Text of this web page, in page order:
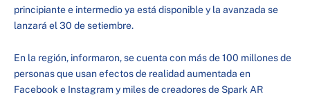
principiante e intermedio ya está disponible y la avanzada se
lanzará el 30 de setiembre.
En la región, informaron, se cuenta con más de 100 millones de
personas que usan efectos de realidad aumentada en
Facebook e Instagram y miles de creadores de Spark AR